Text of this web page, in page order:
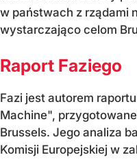
w państwach z rządami
wystarczająco celom
Raport Faziego
Fazi jest autorem
Machine",
Brussels. Jego analiza
Komisji Europejskiej w